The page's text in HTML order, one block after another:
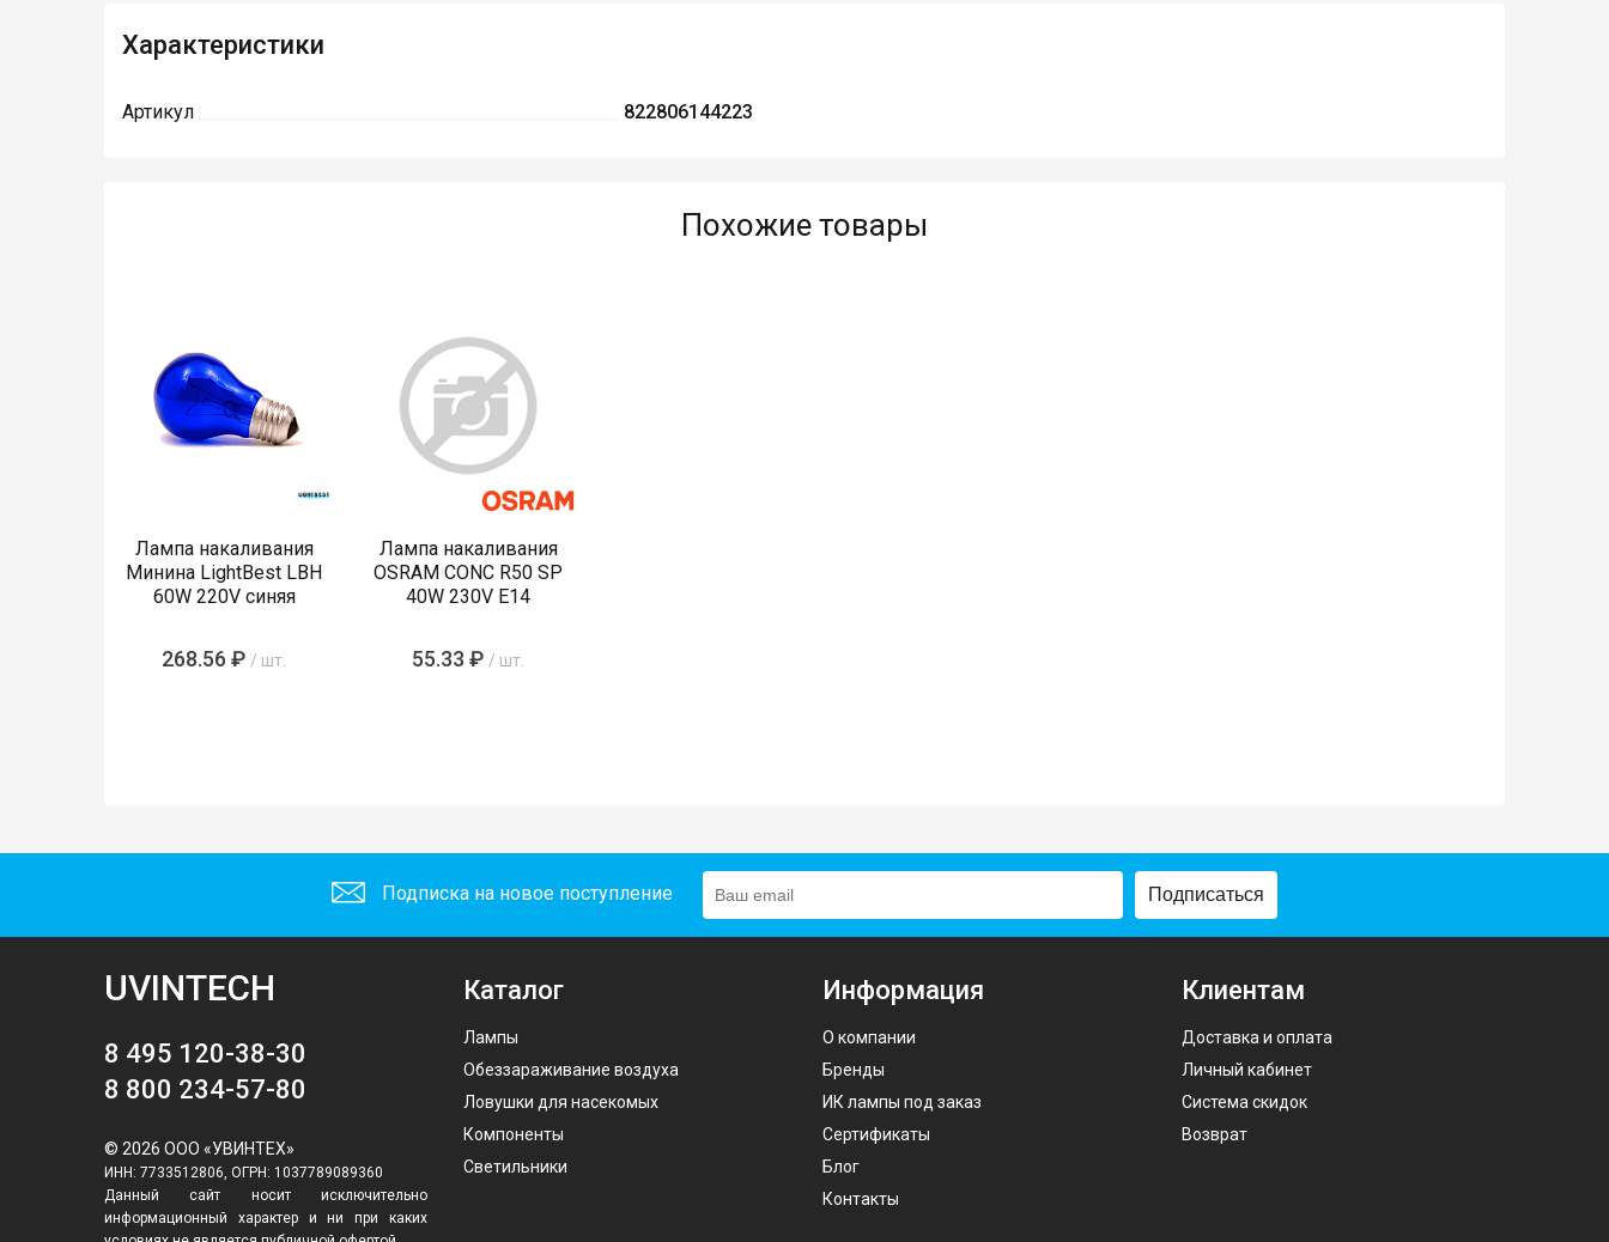
Характеристики
Артикул 822806144223
Похожие товары
Лампа накаливания
Минина LightBest LBH
60W 220V синяя
268.56 ₽ / шт.
Лампа накаливания
OSRAM CONC R50 SP
40W 230V E14
55.33 ₽ / шт.
Подписка на новое поступление Подписаться
UVINTECH
8 495 120-38-30
8 800 234-57-80
© 2026 ООО «УВИНТЕХ»
ИНН: 7733512806, ОГРН: 1037789089360
Данный сайт носит исключительно
информационный характер и ни при каких
Каталог
Лампы
Обеззараживание воздуха
Ловушки для насекомых
Компоненты
Светильники
Информация
О компании
Бренды
ИК лампы под заказ
Сертификаты
Блог
Контакты
Клиентам
Доставка и оплата
Личный кабинет
Система скидок
Возврат